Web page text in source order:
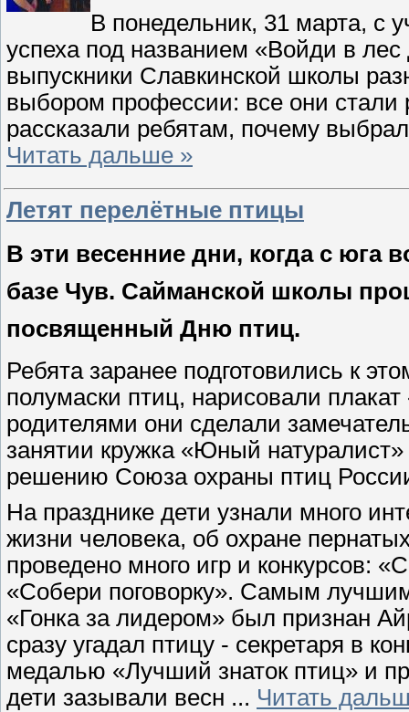
В понедельник, 31 марта, с
успеха под названием «Войди в
выпускники Славкинской школы
выбором профессии: все они стали
рассказали ребятам, почему
Читать дальше »
Летят перелётные птицы
В эти весенние дни, когда с юга
базе Чув. Сайманской школы
посвященный Дню птиц.
Ребята заранее подготовились к
полумаски птиц, нарисовали
родителями они сделали
занятии кружка «Юный
решению Союза охраны птиц
На празднике дети узнали много
жизни человека, об охране
проведено много игр и конкурсов:
«Собери поговорку». Самым
«Гонка за лидером» был признан
сразу угадал птицу - секретаря в
медалью «Лучший знаток птиц» и
дети зазывали весн ... Читать